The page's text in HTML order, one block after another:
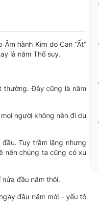
hành Kim do Can “Ất”
là năm Thổ suy.
thường. Đây cũng là năm
người không nên đi du
Tuy trầm lặng nhưng
nên chúng ta cũng có xu
đầu năm thôi.
đầu năm mới – yếu tố